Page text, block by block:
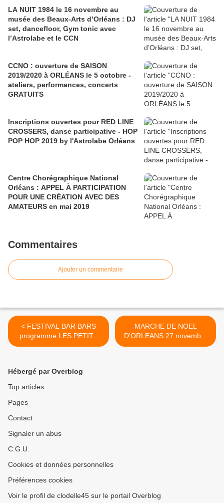
LA NUIT 1984 le 16 novembre au
musée des Beaux-Arts d’Orléans : DJ
set, dancefloor, Gym tonic avec
l’Astrolabe et le CCN
CCNO : ouverture de SAISON
2019/2020 à ORLÉANS le 5 octobre -
ateliers, performances, concerts
GRATUITS
Inscriptions ouvertes pour RED LINE
CROSSERS, danse participative - HOP
POP HOP 2019 by l'Astrolabe Orléans
Centre Chorégraphique National
Orléans : APPEL À PARTICIPATION
POUR UNE CRÉATION AVEC DES
AMATEURS en mai 2019
Commentaires
Ajouter un commentaire
< FESTIVAL BAR BARS
programme LES PETITS
INSTANTS Meung-sur-Loire
MARCHE DE NOEL
D'ORLEANS 27 novembre
au 27 décembre 2015
Hébergé par Overblog
Top articles
Pages
Contact
Signaler un abus
C.G.U.
Cookies et données personnelles
Préférences cookies
Voir le profil de clodelle45 sur le portail Overblog